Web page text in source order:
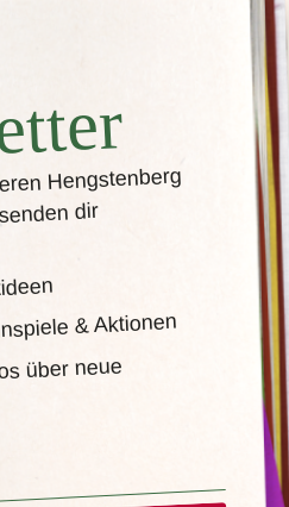
Hengstenberg
dir
& Aktionen
über neue